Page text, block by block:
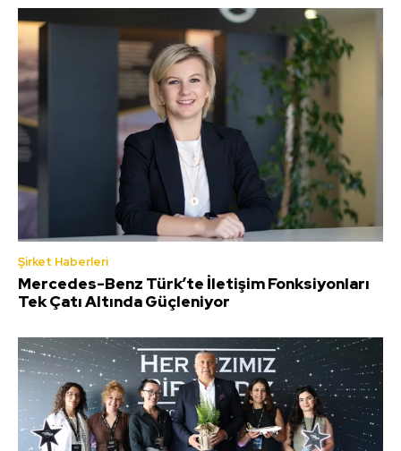
Şirket Haberleri
Mercedes-Benz Türk’te İletişim Fonksiyonları
Tek Çatı Altında Güçleniyor